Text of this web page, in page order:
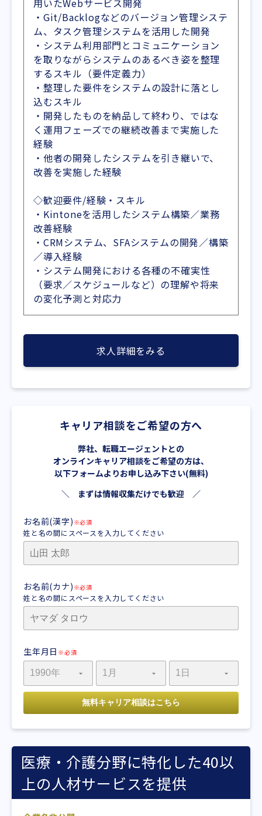
用いたWebサービス開発
・Git/Backlogなどのバージョン管理システ
ム、タスク管理システムを活用した開発
・システム利用部門とコミュニケーション
を取りながらシステムのあるべき姿を整理
するスキル（要件定義力）
・整理した要件をシステムの設計に落とし
込むスキル
・開発したものを納品して終わり、ではな
く運用フェーズでの継続改善まで実施した
経験
・他者の開発したシステムを引き継いで、
改善を実施した経験
◇歓迎要件/経験・スキル
・Kintoneを活用したシステム構築／業務
改善経験
・CRMシステム、SFAシステムの開発／構築
／導入経験
・システム開発における各種の不確実性
（要求／スケジュールなど）の理解や将来
の変化予測と対応力
求人詳細をみる
キャリア相談をご希望の方へ
弊社、転職エージェントとの
オンラインキャリア相談をご希望の方は、
以下フォームよりお申し込み下さい(無料)
＼ まずは情報収集だけでも歓迎 ／
お名前(漢字) ※必須
姓と名の間にスペースを入力してください
お名前(カナ) ※必須
姓と名の間にスペースを入力してください
生年月日 ※必須
医療・介護分野に特化した40以
上の人材サービスを提供